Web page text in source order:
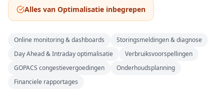
Alles van Optimalisatie inbegrepen
Online monitoring & dashboards
Storingsmeldingen & diagnose
Day Ahead & Intraday optimalisatie
Verbruiksvoorspellingen
GOPACS congestievergoedingen
Onderhoudsplanning
Financiele rapportages